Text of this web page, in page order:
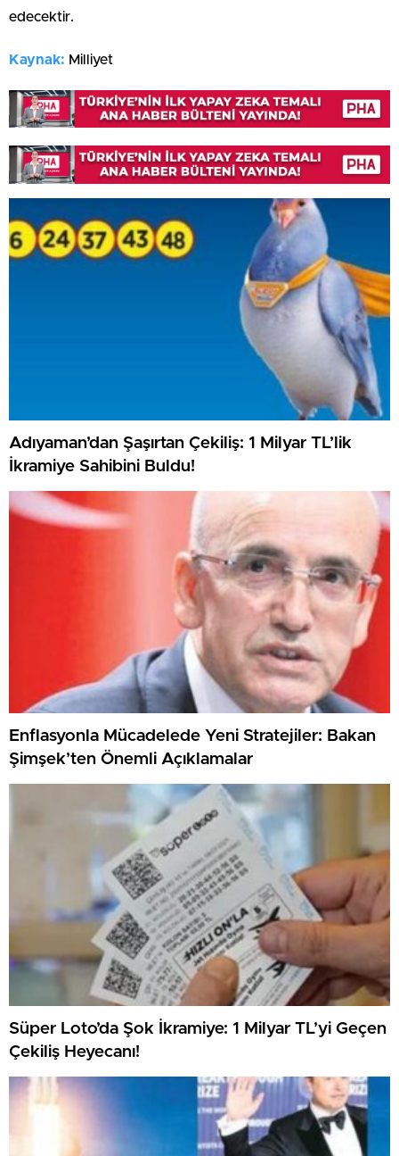
edecektir.
Kaynak: Milliyet
Adıyaman’dan Şaşırtan Çekiliş: 1 Milyar TL’lik
İkramiye Sahibini Buldu!
Enflasyonla Mücadelede Yeni Stratejiler: Bakan
Şimşek’ten Önemli Açıklamalar
Süper Loto’da Şok İkramiye: 1 Milyar TL’yi Geçen
Çekiliş Heyecanı!